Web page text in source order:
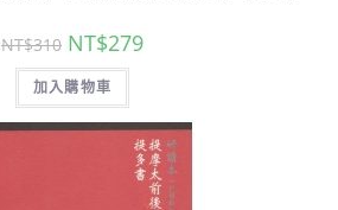
NT$310 NT$279
加入購物車